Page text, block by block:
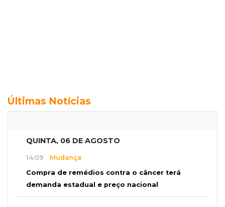
Últimas Notícias
QUINTA, 06 DE AGOSTO
14:09 Mudança
Compra de remédios contra o câncer terá
demanda estadual e preço nacional